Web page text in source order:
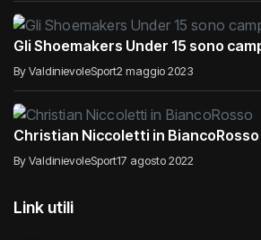
Gli Shoemakers Under 15 sono
By ValdinievoleSport2 maggio 2023
Christian Niccoletti in BiancoRosso
By ValdinievoleSport17 agosto 2022
Link utili